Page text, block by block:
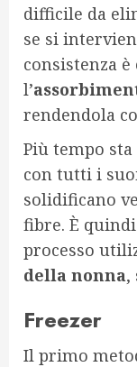
difficile da
se si
consistenza
l’
rendendola
Più tempo
con tutti i
solidificano
fibre. È
processo
della nonna,
Freezer
Il primo